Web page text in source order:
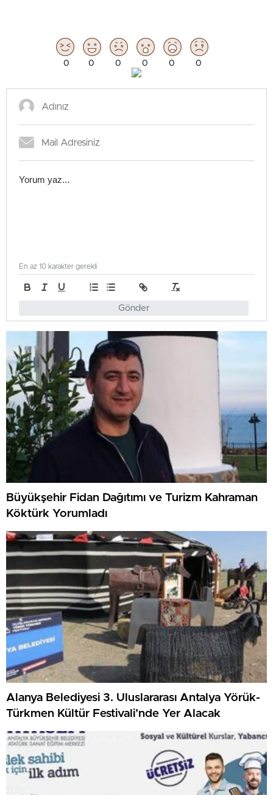
0 0 0 0 0 0
Gönder
En az 10 karakter gerekli
Büyükşehir Fidan Dağıtımı ve Turizm Kahraman
Köktürk Yorumladı
Alanya Belediyesi 3. Uluslararası Antalya Yörük-
Türkmen Kültür Festivali’nde Yer Alacak